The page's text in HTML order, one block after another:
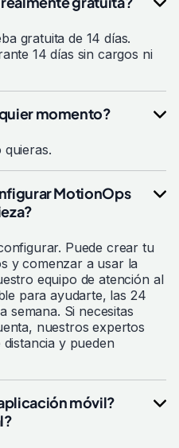
gratuita de 14 días.
14 días sin cargos ni
momento?
quieras.
MotionOps
Puede crear tu
y comenzar a usar la
equipo de atención al
para ayudarte, las 24
semana. Si necesitas
nuestros expertos
y pueden
móvil?